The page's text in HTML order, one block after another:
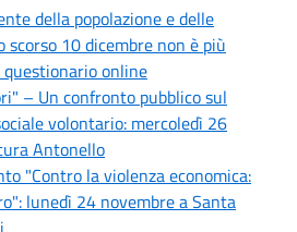
della popolazione e delle
10 dicembre non è più
online
– Un confronto pubblico sul
volontario: mercoledì 26
Antonello
"Contro la violenza economica:
lunedì 24 novembre a Santa